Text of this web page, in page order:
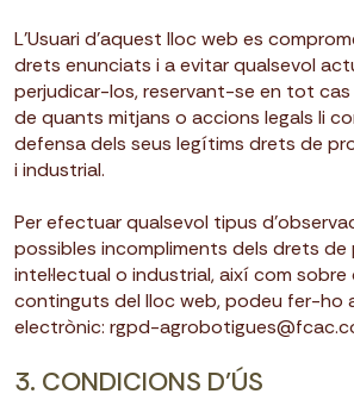
L’Usuari d’aquest lloc web es
drets enunciats i a evitar qualsevol
perjudicar-los, reservant-se en tot cas
de quants mitjans o accions legals li
defensa dels seus legítims drets de
i industrial.
Per efectuar qualsevol tipus
possibles incompliments dels drets
intel·lectual o industrial, així com sobre
continguts del lloc web, podeu fer-ho
electrònic: rgpd-
3. CONDICIONS D’ÚS